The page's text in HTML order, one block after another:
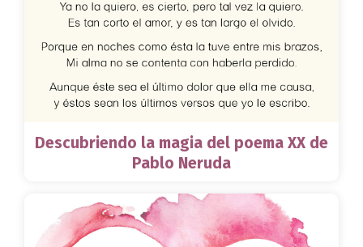
Descubriendo la magia del poema XX de
Pablo Neruda